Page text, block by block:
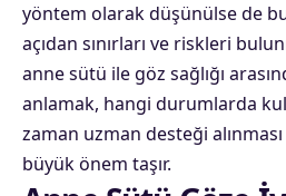
yöntem olarak düşünülse de bu
açıdan sınırları ve riskleri
anne sütü ile göz sağlığı
anlamak, hangi durumlarda
zaman uzman desteği
büyük önem taşır.